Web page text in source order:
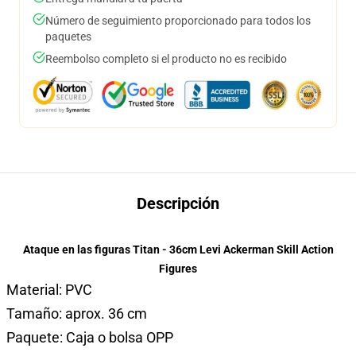
Número de seguimiento proporcionado para todos los
paquetes
Reembolso completo si el producto no es recibido
Descripción
Ataque en las figuras Titan - 36cm Levi Ackerman Skill Action
Figures
Material: PVC
Tamaño: aprox. 36 cm
Paquete: Caja o bolsa OPP